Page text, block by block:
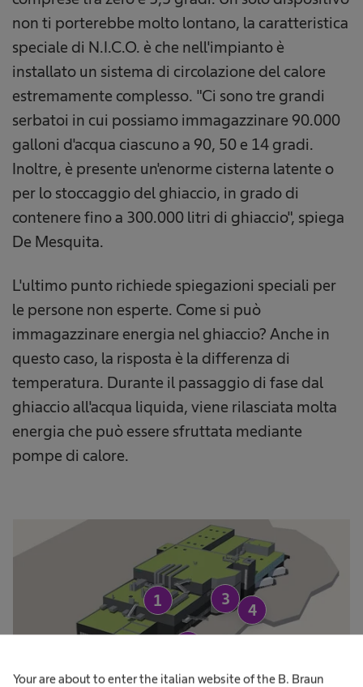
Your are about to enter the italian website of the B. Braun
non ti porterebbe molto lontano, la caratteristica
speciale di N.I.C.O. è che nell'impianto è
installato un sistema di circolazione del calore
estremamente complesso. "Ci sono tre grandi
serbatoi in cui possiamo immagazzinare 90.000
galloni d'acqua ciascuno a 90, 50 e 14 gradi.
Inoltre, è presente un'enorme cisterna latente o
per lo stoccaggio del ghiaccio, in grado di
contenere fino a 300.000 litri di ghiaccio", spiega
De Mesquita.
L'ultimo punto richiede spiegazioni speciali per
le persone non esperte. Come si può
immagazzinare energia nel ghiaccio? Anche in
questo caso, la risposta è la differenza di
temperatura. Durante il passaggio di fase dal
ghiaccio all'acqua liquida, viene rilasciata molta
energia che può essere sfruttata mediante
pompe di calore.
1 3
4